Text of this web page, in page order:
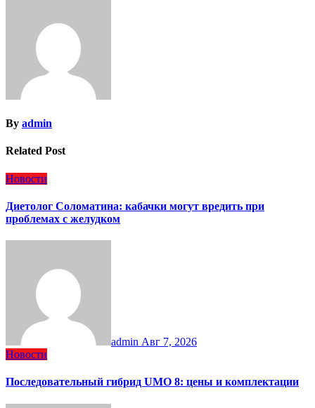
By admin
Related Post
Новости
Диетолог Соломатина: кабачки могут вредить при
проблемах с желудком
admin Авг 7, 2026
Новости
Последовательный гибрид UMO 8: цены и комплектации